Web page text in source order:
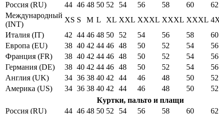
Россия (RU)
44 46 48 50 52 54 56 58 60
62
Международный
(INT)
XS S M L XL XXL XXXL XXXL XXXL
Италия (IT)
42 44 46 48 50 52 54 56 58
60
Европа (EU)
38 40 42 44 46 48 50 52 54
56
Франция (FR)
38 40 42 44 46 48 50 52 54
56
Германия (DE)
38 40 42 44 46 48 50 52 54
56
Англия (UK)
34 36 38 40 42 44 46 48 50
52
Америка (US)
34 36 38 40 42 44 46 48 50
52
Куртки, пальто и плащи
Россия (RU)
44 46 48 50 52 54 56 58 60
62